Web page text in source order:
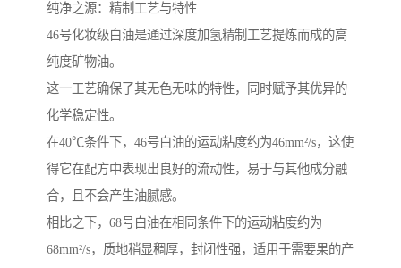
纯净之源：精制工艺与特性
46号化妆级白油是通过深度加氢精制工艺提炼而成的高
纯度矿物油。
这一工艺确保了其无色无味的特性，同时赋予其优异的
化学稳定性。
在40℃条件下，46号白油的运动粘度约为46mm²/s，这使
得它在配方中表现出良好的流动性，易于与其他成分融
合，且不会产生油腻感。
相比之下，68号白油在相同条件下的运动粘度约为
68mm²/s，质地稍显稠厚，封闭性强，适用于需要果的产